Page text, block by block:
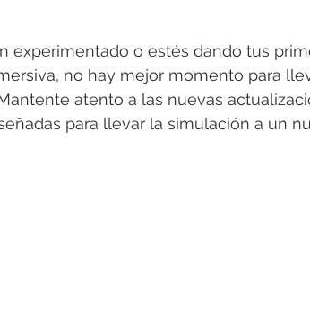
experimentado o estés dando tus
no hay mejor momento para
atento a las nuevas
para llevar la simulación a un